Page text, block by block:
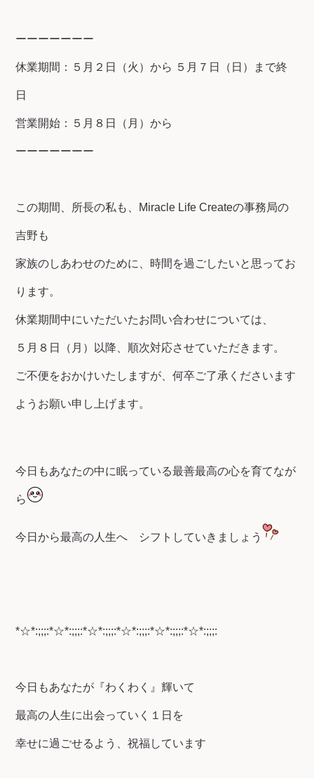
ーーーーーーー
休業期間：５月２日（火）から ５月７日（日）まで終
日
営業開始：５月８日（月）から
ーーーーーーー
この期間、所長の私も、Miracle Life Createの事務局の
吉野も
家族のしあわせのために、時間を過ごしたいと思ってお
ります。
休業期間中にいただいたお問い合わせについては、
５月８日（月）以降、順次対応させていただきます。
ご不便をおかけいたしますが、何卒ご了承くださいます
ようお願い申し上げます。
今日もあなたの中に眠っている最善最高の心を育てなが
ら
今日から最高の人生へ シフトしていきましょう
*☆*:;;;:*☆*:;;;:*☆*:;;;:*☆*:;;;:*☆*:;;;:*☆*:;;;:
今日もあなたが『わくわく』輝いて
最高の人生に出会っていく１日を
幸せに過ごせるよう、祝福しています